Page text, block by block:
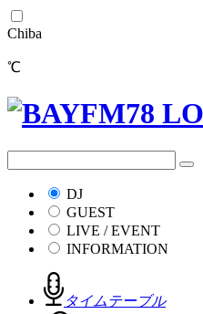
Chiba
℃
DJ
GUEST
LIVE / EVENT
INFORMATION
タイムテーブル